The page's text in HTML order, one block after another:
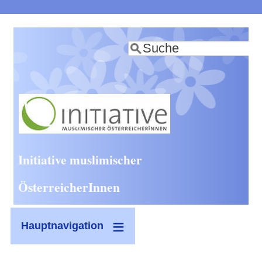
zum
Inhalt
Suche
Initiative muslimischer
ÖsterreicherInnen
Hauptnavigation